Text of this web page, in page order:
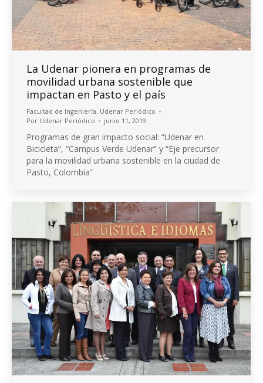
La Udenar pionera en programas de
movilidad urbana sostenible que
impactan en Pasto y el país
Facultad de Ingeniería, Udenar Periódico
Por Udenar Periódico junio 11, 2019
Programas de gran impacto social: “Udenar en
Bicicleta”, “Campus Verde Udenar” y “Eje precursor
para la movilidad urbana sostenible en la ciudad de
Pasto, Colombia”